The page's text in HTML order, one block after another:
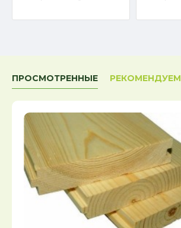
ПРОСМОТРЕННЫЕ РЕКОМЕНДУЕМ